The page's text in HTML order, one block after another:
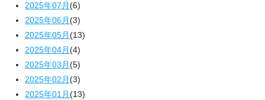
2025年07月(6)
2025年06月(3)
2025年05月(13)
2025年04月(4)
2025年03月(5)
2025年02月(3)
2025年01月(13)